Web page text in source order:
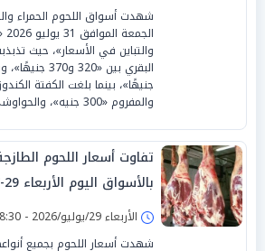
شهدت أسواق اللحوم الحمراء
والتباين في الأسعار»، حيث
والمفروم «300 جنيه»، والحواوشي «150 جنيهًا» للكيلو.
تفاوت أسعار اللحوم
بالأسواق اليوم الأربعاء 29-7-2026
الأربعاء 29/يوليو/2026 - 08:30 ص
شهدت أسعار اللحوم بجميع